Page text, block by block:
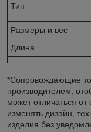
Тип
Размеры и вес
Длина
*Сопровождающие
производителем,
может отличаться
изменять дизайн,
изделия без